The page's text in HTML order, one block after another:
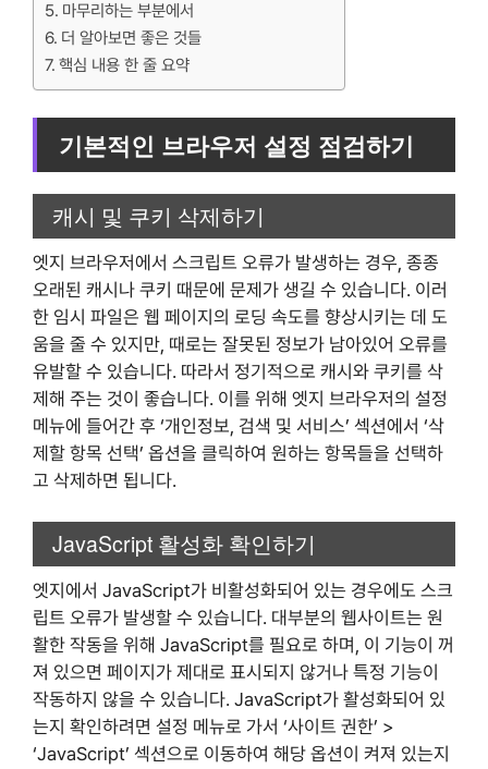
마무리하는 부분에서
더 알아보면 좋은 것들
핵심 내용 한 줄 요약
기본적인 브라우저 설정 점검하기
캐시 및 쿠키 삭제하기
엣지 브라우저에서 스크립트 오류가 발생하는 경우, 종종
오래된 캐시나 쿠키 때문에 문제가 생길 수 있습니다. 이러
한 임시 파일은 웹 페이지의 로딩 속도를 향상시키는 데 도
움을 줄 수 있지만, 때로는 잘못된 정보가 남아있어 오류를
유발할 수 있습니다. 따라서 정기적으로 캐시와 쿠키를 삭
제해 주는 것이 좋습니다. 이를 위해 엣지 브라우저의 설정
메뉴에 들어간 후 ‘개인정보, 검색 및 서비스’ 섹션에서 ‘삭
제할 항목 선택’ 옵션을 클릭하여 원하는 항목들을 선택하
고 삭제하면 됩니다.
JavaScript 활성화 확인하기
엣지에서 JavaScript가 비활성화되어 있는 경우에도 스크
립트 오류가 발생할 수 있습니다. 대부분의 웹사이트는 원
활한 작동을 위해 JavaScript를 필요로 하며, 이 기능이 꺼
져 있으면 페이지가 제대로 표시되지 않거나 특정 기능이
작동하지 않을 수 있습니다. JavaScript가 활성화되어 있
는지 확인하려면 설정 메뉴로 가서 ‘사이트 권한’ >
‘JavaScript’ 섹션으로 이동하여 해당 옵션이 켜져 있는지